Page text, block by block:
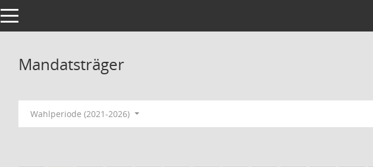
Toggle navigation
Mandatsträger
Wahlperiode (2021-2026)